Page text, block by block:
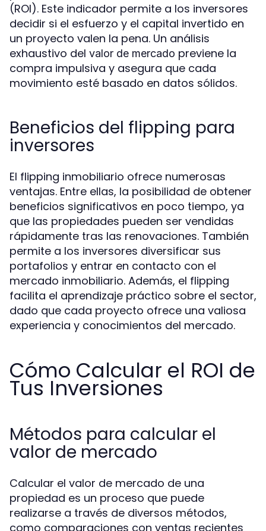
(ROI). Este indicador permite a los inversores
decidir si el esfuerzo y el capital invertido en
un proyecto valen la pena. Un análisis
exhaustivo del valor de mercado previene la
compra impulsiva y asegura que cada
movimiento esté basado en datos sólidos.
Beneficios del flipping para
inversores
El flipping inmobiliario ofrece numerosas
ventajas. Entre ellas, la posibilidad de obtener
beneficios significativos en poco tiempo, ya
que las propiedades pueden ser vendidas
rápidamente tras las renovaciones. También
permite a los inversores diversificar sus
portafolios y entrar en contacto con el
mercado inmobiliario. Además, el flipping
facilita el aprendizaje práctico sobre el sector,
dado que cada proyecto ofrece una valiosa
experiencia y conocimientos del mercado.
Cómo Calcular el ROI de
Tus Inversiones
Métodos para calcular el
valor de mercado
Calcular el valor de mercado de una
propiedad es un proceso que puede
realizarse a través de diversos métodos,
como comparaciones con ventas recientes